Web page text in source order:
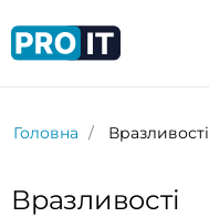
Головна Вразливості
Вразливості